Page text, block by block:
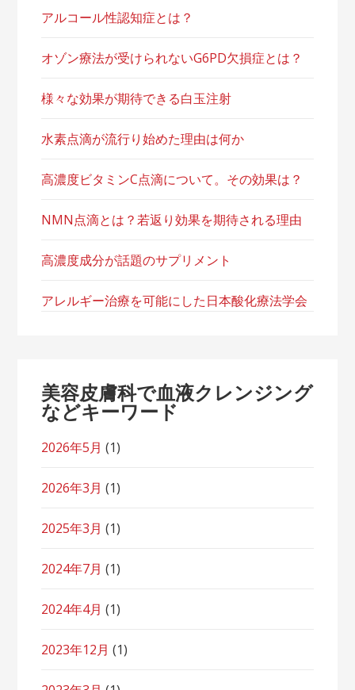
アルコール性認知症とは？
オゾン療法が受けられないG6PD欠損症とは？
様々な効果が期待できる白玉注射
水素点滴が流行り始めた理由は何か
高濃度ビタミンC点滴について。その効果は？
NMN点滴とは？若返り効果を期待される理由
高濃度成分が話題のサプリメント
アレルギー治療を可能にした日本酸化療法学会
美容皮膚科で血液クレンジング
などキーワード
2026年5月 (1)
2026年3月 (1)
2025年3月 (1)
2024年7月 (1)
2024年4月 (1)
2023年12月 (1)